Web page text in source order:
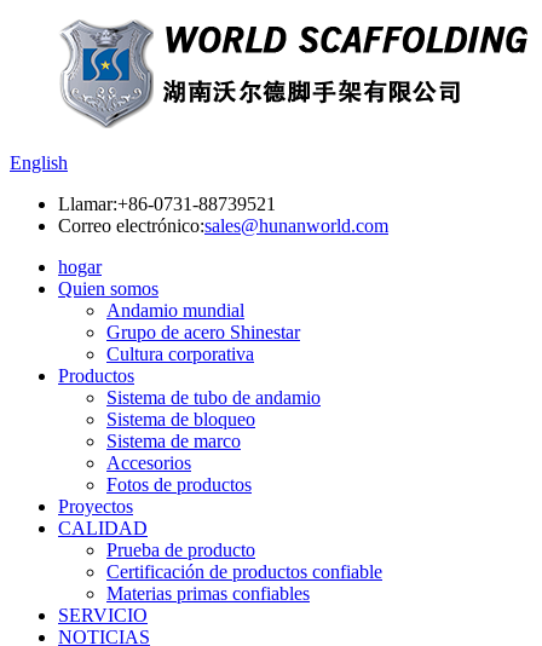
English
Llamar:+86-0731-88739521
Correo electrónico:sales@hunanworld.com
hogar
Quien somos
Andamio mundial
Grupo de acero Shinestar
Cultura corporativa
Productos
Sistema de tubo de andamio
Sistema de bloqueo
Sistema de marco
Accesorios
Fotos de productos
Proyectos
CALIDAD
Prueba de producto
Certificación de productos confiable
Materias primas confiables
SERVICIO
NOTICIAS